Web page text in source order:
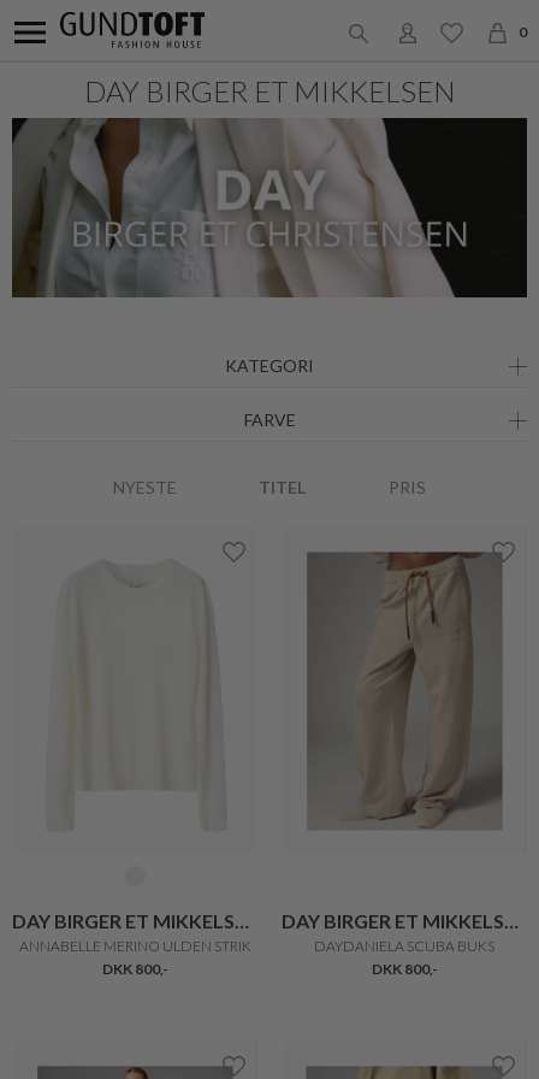
0
DAY BIRGER ET MIKKELSEN
KATEGORI
FARVE
NYESTE TITEL PRIS
ANNABELLE MERINO ULDEN STRIK
DKK 800,-
DAYDANIELA SCUBA BUKS
DKK 800,-